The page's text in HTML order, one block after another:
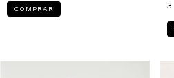
COMPRAR
3